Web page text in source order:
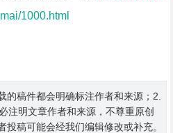
1000.html
的稿件都会明确标注作者和来源；2.
注明文章作者和来源，不尊重原创
稿可能会经我们编辑修改或补充。